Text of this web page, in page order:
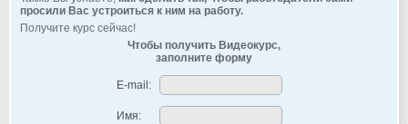
просили Вас устроиться к ним на работу.
Получите курс сейчас!
Чтобы получить Видеокурс,
заполните форму
E-mail:
Имя: